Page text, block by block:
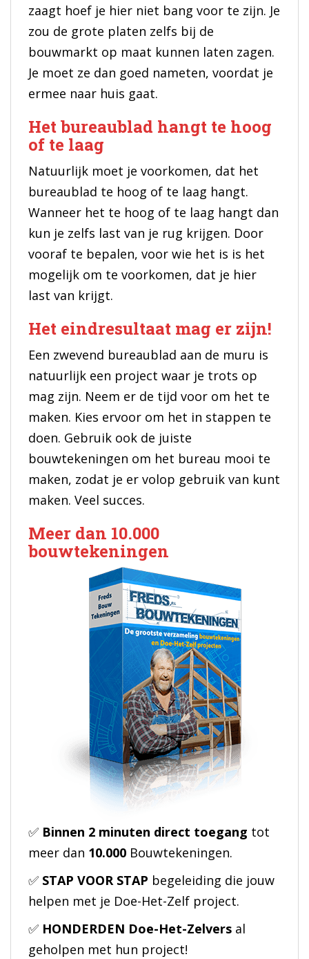
zaagt hoef je hier niet bang voor te zijn. Je
zou de grote platen zelfs bij de
bouwmarkt op maat kunnen laten zagen.
Je moet ze dan goed nameten, voordat je
ermee naar huis gaat.
Het bureaublad hangt te hoog
of te laag
Natuurlijk moet je voorkomen, dat het
bureaublad te hoog of te laag hangt.
Wanneer het te hoog of te laag hangt dan
kun je zelfs last van je rug krijgen. Door
vooraf te bepalen, voor wie het is is het
mogelijk om te voorkomen, dat je hier
last van krijgt.
Het eindresultaat mag er zijn!
Een zwevend bureaublad aan de muru is
natuurlijk een project waar je trots op
mag zijn. Neem er de tijd voor om het te
maken. Kies ervoor om het in stappen te
doen. Gebruik ook de juiste
bouwtekeningen om het bureau mooi te
maken, zodat je er volop gebruik van kunt
maken. Veel succes.
Meer dan 10.000
bouwtekeningen
✅ Binnen 2 minuten direct toegang tot
meer dan 10.000 Bouwtekeningen.
✅ STAP VOOR STAP begeleiding die jouw
helpen met je Doe-Het-Zelf project.
✅ HONDERDEN Doe-Het-Zelvers al
geholpen met hun project!